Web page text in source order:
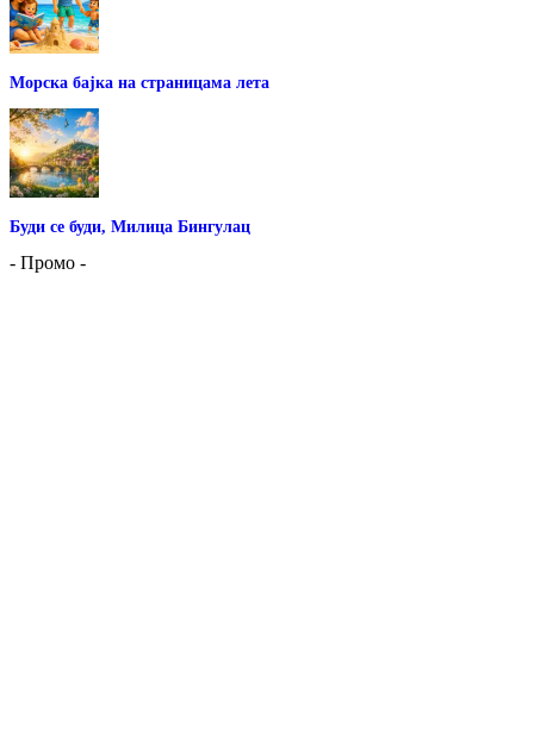
Морска бајка на страницама лета
Буди се буди, Милица Бингулац
- Промо -